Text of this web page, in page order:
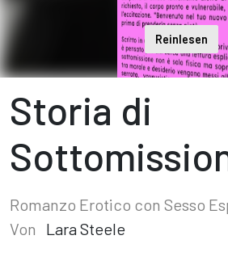
Reinlesen
Storia di
Romanzo Erotico con Sesso
Von
Lara Steele